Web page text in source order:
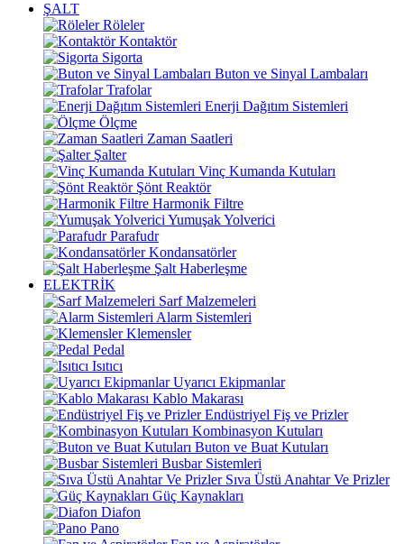
ŞALT
Röleler
Kontaktör
Sigorta
Buton ve Sinyal Lambaları
Trafolar
Enerji Dağıtım Sistemleri
Ölçme
Zaman Saatleri
Şalter
Vinç Kumanda Kutuları
Şönt Reaktör
Harmonik Filtre
Yumuşak Yolverici
Parafudr
Kondansatörler
Şalt Haberleşme
ELEKTRİK
Sarf Malzemeleri
Alarm Sistemleri
Klemensler
Pedal
Isıtıcı
Uyarıcı Ekipmanlar
Kablo Makarası
Endüstriyel Fiş ve Prizler
Kombinasyon Kutuları
Buton ve Buat Kutuları
Busbar Sistemleri
Sıva Üstü Anahtar Ve Prizler
Güç Kaynakları
Diafon
Pano